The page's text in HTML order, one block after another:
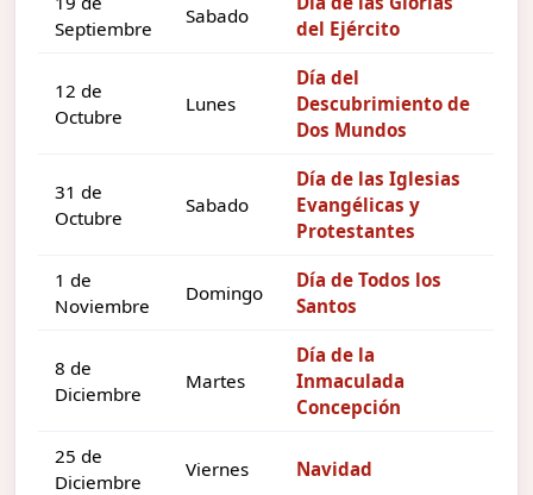
Septiembre
Sabado
del Ejército
12 de
Octubre
Lunes
Día del
Descubrimiento de
Dos Mundos
31 de
Octubre
Sabado
Día de las Iglesias
Evangélicas y
Protestantes
1 de
Noviembre
Domingo
Día de Todos los
Santos
8 de
Diciembre
Martes
Día de la
Inmaculada
Concepción
25 de
Diciembre
Viernes Navidad